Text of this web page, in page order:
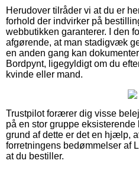
Herudover tilråder vi at du er
forhold der indvirker på
webbutikken garanterer. I den
afgørende, at man stadigvæk
en anden gang kan
Bordpynt, ligegyldigt om du
kvinde eller mand.
Trustpilot forærer dig visse
på en stor gruppe
grund af dette er det en hjælp,
forretningens bedømmelser af
at du bestiller.